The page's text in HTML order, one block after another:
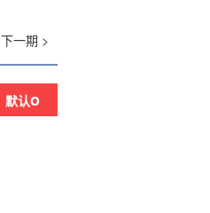
下一期 >
默认o